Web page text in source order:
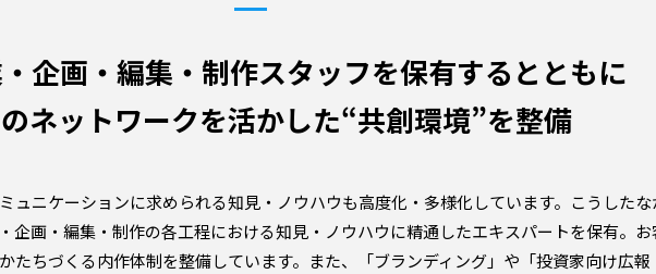
企画・編集・制作スタッフを保有するとともに
ネットワークを活かした“共創環境”を整備
ュニケーションに求められる知見・ノウハウも高度化・多様化しています。こうしたな
企画・編集・制作の各工程における知見・ノウハウに精通したエキスパートを保有。
たちづくる内作体制を整備しています。また、「ブランディング」や「投資家向け広報